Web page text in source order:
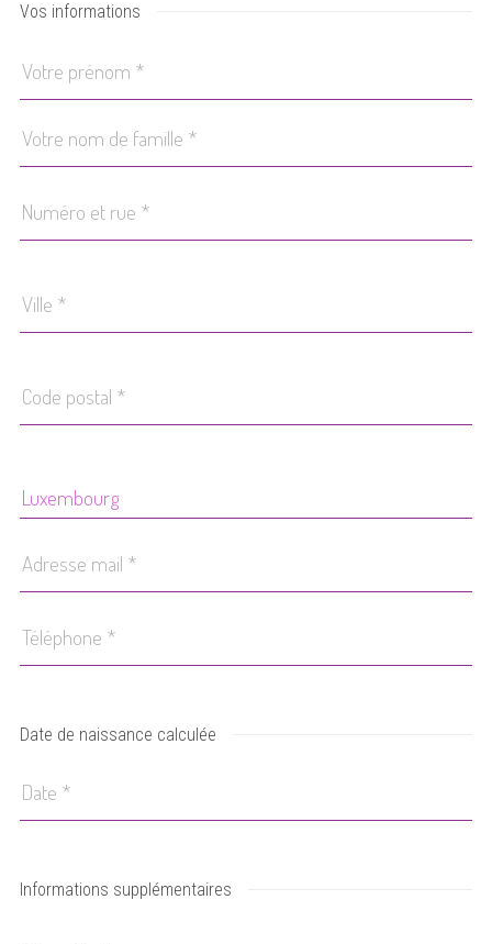
Vos informations
Date de naissance calculée
Informations supplémentaires